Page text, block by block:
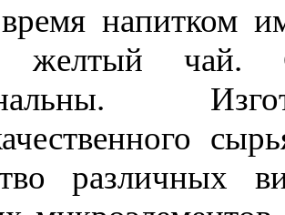
напитком
желтый чай.
различных